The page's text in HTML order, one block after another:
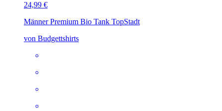
24,99 €
Männer Premium Bio Tank TopStadt
von Budgettshirts